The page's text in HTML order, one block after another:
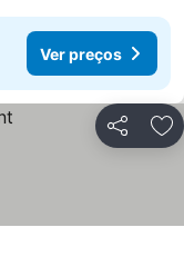
Ver preços
Partilhar